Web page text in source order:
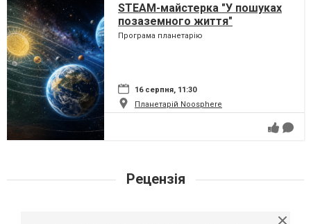
STEAM-майстерка "У пошуках
позаземного життя"
Програма планетарію
16 серпня, 11:30
Планетарій Noosphere
Рецензія